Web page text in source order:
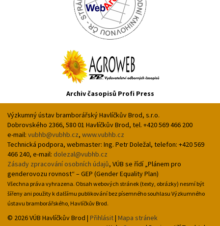
Archiv časopisů Profi Press
Výzkumný ústav bramborářský Havlíčkův Brod, s.r.o.
Dobrovského 2366, 580 01 Havlíčkův Brod, tel. +420 569 466 200
e-mail: vubhb@vubhb.cz, www.vubhb.cz
Technická podpora, webmaster: Ing. Petr Doležal, telefon: +420 569
466 240, e-mail: dolezal@vubhb.cz
Zásady zpracování osobních údajů, VÚB se řídí „Plánem pro
genderovozu rovnost“ – GEP (Gender Equality Plan)
Všechna práva vyhrazena. Obsah webových stránek (texty, obrázky) nesmí být
šířeny ani použity k dalšímu publikování bez písemného souhlasu Výzkumného
ústavu bramborářského, Havlíčkův Brod.
© 2026 VÚB Havlíčkův Brod | Přihlásit| Mapa stránek